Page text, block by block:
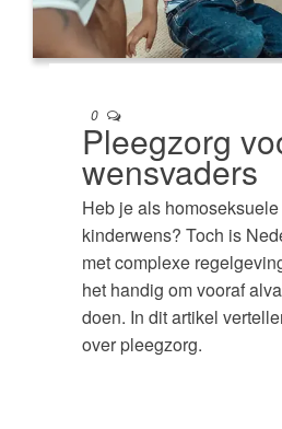
0
Pleegzorg
wensvaders
Heb je als
kinderwens? Toch is
met complexe
het handig om vooraf
doen. In dit artikel
over pleegzorg.